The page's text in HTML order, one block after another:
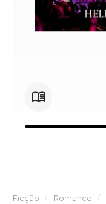
Ficção Romance